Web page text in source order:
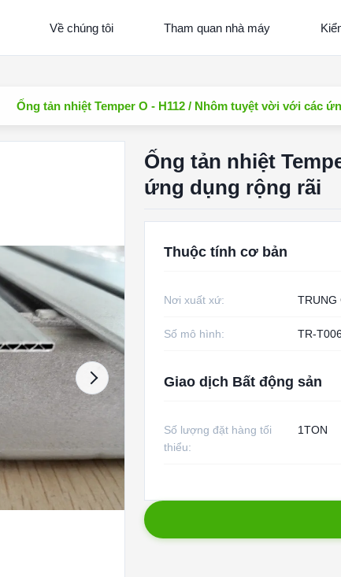
Về chúng tôi Tham quan nhà máy
Ống tản nhiệt Temper O - H112 / Nhôm tuyệt vời với các
Ống tản nhiệt
ứng dụng rộng rãi
Thuộc tính cơ bản
Nơi xuất xứ: TRUNG
Số mô hình: TR-
Giao dịch Bất động sản
Số lượng đặt hàng tối
thiểu:
1TON